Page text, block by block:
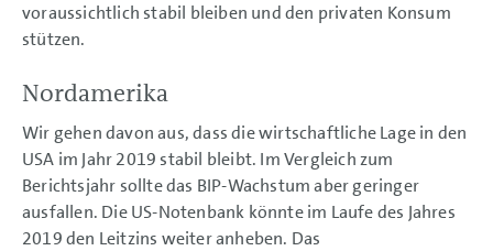
voraussichtlich stabil bleiben und den privaten Konsum
stützen.
Nordamerika
Wir gehen davon aus, dass die wirtschaftliche Lage in den
USA im Jahr 2019 stabil bleibt. Im Vergleich zum
Berichtsjahr sollte das BIP-Wachstum aber geringer
ausfallen. Die US-Notenbank könnte im Laufe des Jahres
2019 den Leitzins weiter anheben. Das